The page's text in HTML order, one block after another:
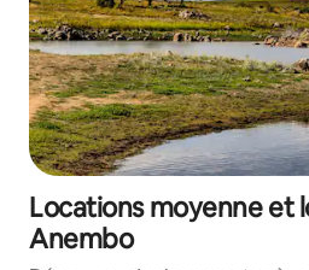
Locations moyenne et
Anembo